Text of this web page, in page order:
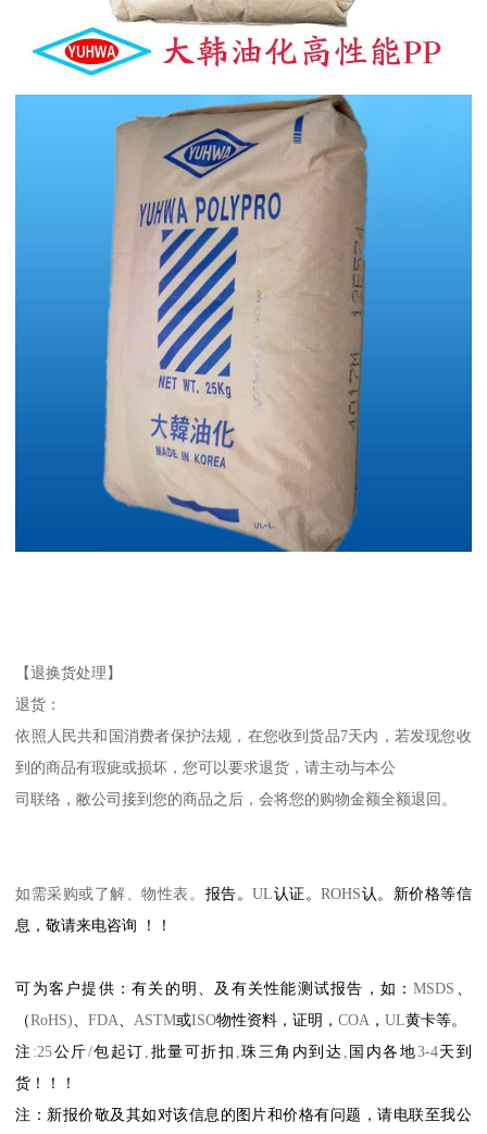
【退换货处理】
退货：
依照人民共和国消费者保护法规，在您收到货品7天内，若发现您收
到的商品有瑕疵或损坏，您可以要求退货，请主动与本公
司联络，敝公司接到您的商品之后，会将您的购物金额全额退回。
如需采购或了解、物性表。 报告。UL认证。ROHS认。新价格等信
息，敬请来电咨询
！！
可为客户提供：有关的明、及有关性能测试报告，如：MSDS
（RoHS) 、FDA ASTM或ISO物性资料，证明，COA ，UL黄卡等。
注 :25公斤/包起订 批量可折扣 珠三角内到达 国内各地3-4天到
货！！！
注：新报价敬及其如对该信息的图片和价格有问题，请电联至我公